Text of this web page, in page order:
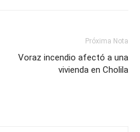
Próxima Nota
Voraz incendio afectó a una
vivienda en Cholila